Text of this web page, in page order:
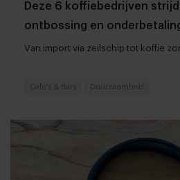
Deze 6 koffiebedrijven
ontbossing en
Van import via zeilschip tot koffie
Café's & Bars Duurzaamheid